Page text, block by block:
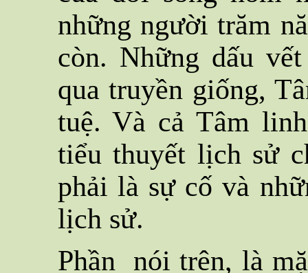
những người trăm
còn. Những dấu
qua truyền giống,
tuệ. Và cả Tâm
tiểu thuyết lịch sử
phải là sự cố và
lịch sử.
Phần nói trên, là